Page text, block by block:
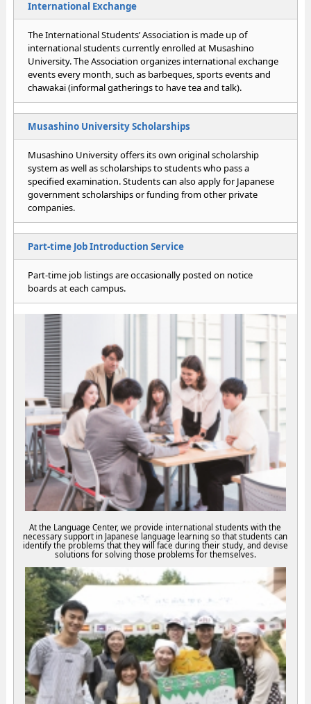
International Exchange
The International Students’ Association is made up of
international students currently enrolled at Musashino
University. The Association organizes international exchange
events every month, such as barbeques, sports events and
chawakai (informal gatherings to have tea and talk).
Musashino University Scholarships
Musashino University offers its own original scholarship
system as well as scholarships to students who pass a
specified examination. Students can also apply for Japanese
government scholarships or funding from other private
companies.
Part-time Job Introduction Service
Part-time job listings are occasionally posted on notice
boards at each campus.
At the Language Center, we provide international students with the
necessary support in Japanese language learning so that students can
identify the problems that they will face during their study, and devise
solutions for solving those problems for themselves.